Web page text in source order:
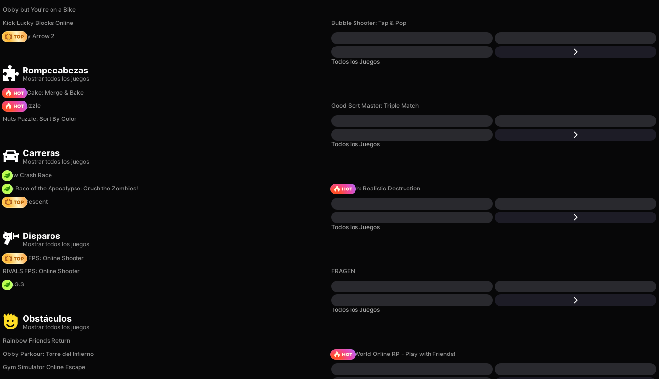
Obby but You're on a Bike
Kick Lucky Blocks Online
Bubble Shooter: Tap & Pop
Geometry Arrow 2
Todos los Juegos
Rompecabezas
Mostrar todos los juegos
Piece of Cake: Merge & Bake
Arrow Puzzle
Good Sort Master: Triple Match
Nuts Puzzle: Sort By Color
Todos los Juegos
Carreras
Mostrar todos los juegos
Draw Crash Race
The Race of the Apocalypse: Crush the Zombies!
Car Crush: Realistic Destruction
Deadly Descent
Todos los Juegos
Disparos
Mostrar todos los juegos
Hazmob FPS: Online Shooter
RIVALS FPS: Online Shooter
FRAGEN
H.O.G.S.
Todos los Juegos
Obstáculos
Mostrar todos los juegos
Rainbow Friends Return
Obby Parkour: Torre del Infierno
Sprunki World Online RP - Play with Friends!
Gym Simulator Online Escape